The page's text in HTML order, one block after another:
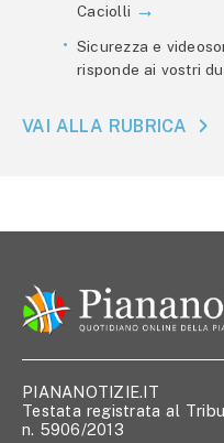
Caciolli
Sicurezza e
risponde ai vostri
VAI ALLA RUBRICA
PIANANOTIZIE.IT
Testata registrata al
n. 5906/2013